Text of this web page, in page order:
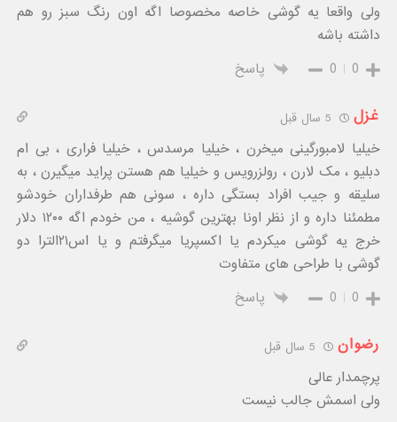
ولی واقعا یه گوشی خاصه مخصوصا اگه اون رنگ سبز رو هم
داشته باشه
0
0 پاسخ
غزل
خیلیا لامبورگینی میخرن ، خیلیا مرسدس ، خیلیا فراری ، بی ام
دبلیو ، مک لارن ، رولزرویس و خیلیا هم هستن پراید میگیرن ، به
سلیقه و جیب افراد بستگی داره ، سونی هم طرفداران خودشو
مطمئنا داره و از نظر اونا بهترین گوشیه ، من خودم اگه ۱۲۰۰ دلار
خرج یه گوشی میکردم یا اکسپریا میگرفتم و یا اس۲۱الترا دو
گوشی با طراحی های متفاوت
0
0 پاسخ
رضوان
پرچمدار عالی
ولی اسمش جالب نیست